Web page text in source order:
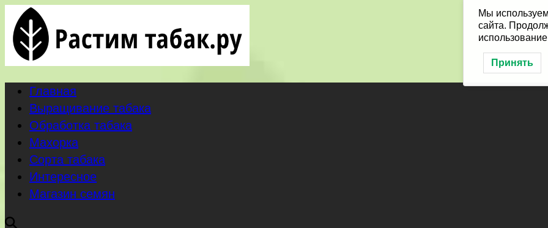
Перейти
содержимому
Главная
Выращивание табака
Обработка табака
Махорка
Сорта табака
Интересное
Магазин семян
Мы
сайта.
Принять